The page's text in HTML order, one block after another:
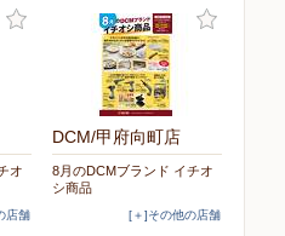
オ
店舗
DCM/甲府向町店
8月のDCMブランド イチオ
シ商品
[＋]その他の店舗